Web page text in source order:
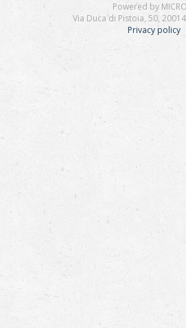
Powered by
Via Duca di Pistoia, 50,
Privacy policy